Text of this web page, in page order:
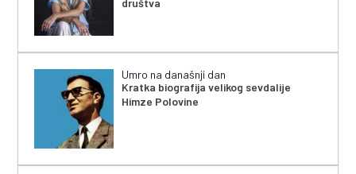
društva
Umro na današnji dan
Kratka biografija velikog sevdalije
Himze Polovine